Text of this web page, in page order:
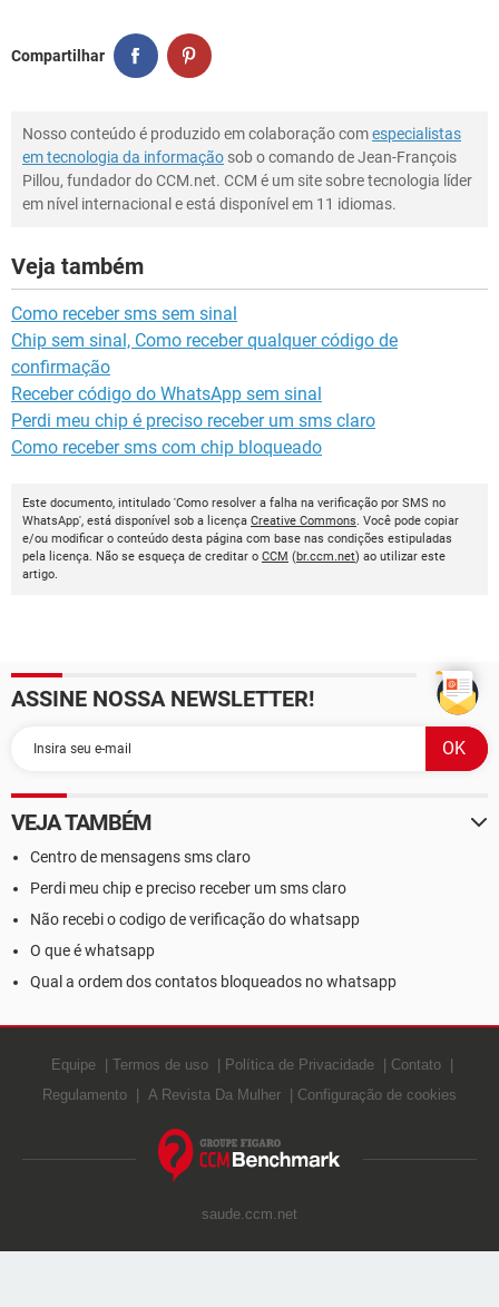
Compartilhar
Nosso conteúdo é produzido em colaboração comespecialistas
em tecnologia da informação sob o comando de Jean-François
Pillou, fundador do CCM.net. CCM é um site sobre tecnologia líder
em nível internacional e está disponível em 11 idiomas.
Veja também
Como receber sms sem sinal
Chip sem sinal, Como receber qualquer código de
confirmação
Receber código do WhatsApp sem sinal
Perdi meu chip é preciso receber um sms claro
Como receber sms com chip bloqueado
Este documento, intitulado 'Como resolver a falha na verificação por SMS no
WhatsApp', está disponível sob a licença Creative Commons. Você pode copiar
e/ou modificar o conteúdo desta página com base nas condições estipuladas
pela licença. Não se esqueça de creditar o CCM (br.ccm.net) ao utilizar este
artigo.
ASSINE NOSSA NEWSLETTER!
VEJA TAMBÉM
Centro de mensagens sms claro
Perdi meu chip e preciso receber um sms claro
Não recebi o codigo de verificação do whatsapp
O que é whatsapp
Qual a ordem dos contatos bloqueados no whatsapp
Equipe Termos de uso Política de Privacidade
Contato
Regulamento
A Revista Da Mulher Configuração de cookies
saude.ccm.net